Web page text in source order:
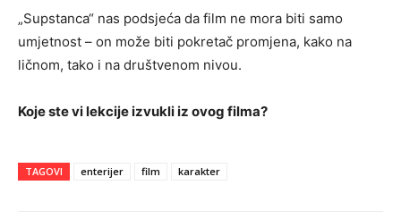
„Supstanca“ nas podsjeća da film ne mora biti samo
umjetnost – on može biti pokretač promjena, kako na
ličnom, tako i na društvenom nivou.
Koje ste vi lekcije izvukli iz ovog filma?
TAGOVI enterijer film karakter